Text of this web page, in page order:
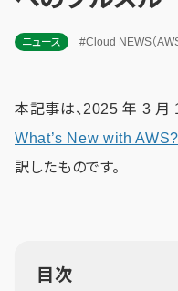
ニュース #Cloud NEWS（AWS
本記事は、2025 年 3 月
What’s New with AWS?
訳したものです。
目次